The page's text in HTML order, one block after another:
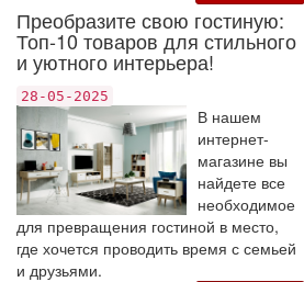
Преобразите свою гостиную:
Топ-10 товаров для стильного
и уютного интерьера!
28-05-2025
В нашем
интернет-
магазине вы
найдете все
необходимое
для превращения гостиной в место,
где хочется проводить время с семьей
и друзьями.